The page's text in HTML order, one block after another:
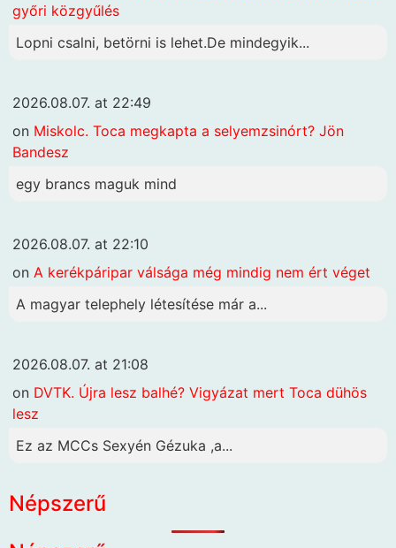
győri közgyűlés
Lopni csalni, betörni is lehet.De mindegyik...
2026.08.07. at 22:49
on Miskolc. Toca megkapta a selyemzsinórt? Jön
Bandesz
egy brancs maguk mind
2026.08.07. at 22:10
on A kerékpáripar válsága még mindig nem ért véget
A magyar telephely létesítése már a...
2026.08.07. at 21:08
on DVTK. Újra lesz balhé? Vigyázat mert Toca dühös
lesz
Ez az MCCs Sexyén Gézuka ,a...
Népszerű